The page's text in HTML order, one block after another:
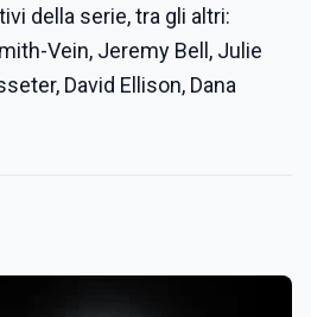
della serie, tra gli altri:
Vein, Jeremy Bell, Julie
David Ellison, Dana